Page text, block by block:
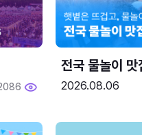
전국 물놀이
2026.08.06